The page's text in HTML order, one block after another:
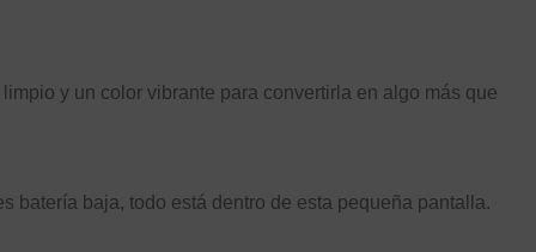
y un color vibrante para convertirla en algo más que
batería baja, todo está dentro de esta pequeña pantalla.